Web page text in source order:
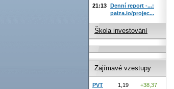
21:13 Denní report -...:
paiza.io/projec...
Škola investování
Zajímavé vzestupy
PVT 1,19
+38,37